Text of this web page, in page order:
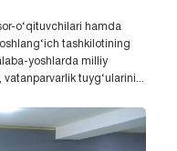
o‘qituvchilari hamda
tashkilotining
yoshlarda milliy
tuyg‘ularini...